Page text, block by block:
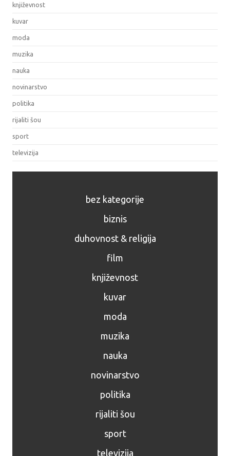
književnost
kuvar
moda
muzika
nauka
novinarstvo
politika
rijaliti šou
sport
televizija
bez kategorije
biznis
duhovnost & religija
film
književnost
kuvar
moda
muzika
nauka
novinarstvo
politika
rijaliti šou
sport
televizija